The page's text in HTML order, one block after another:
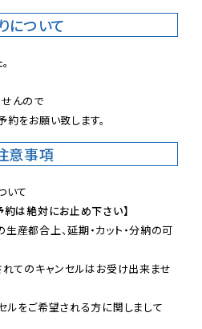
について
んので
約をお願い致します。
意事項
約は絶対にお止め下さい】
産都合上、延期・カット・分納の可
れてのキャンセルはお受け出来ませ
ルをご希望される方に関しまして